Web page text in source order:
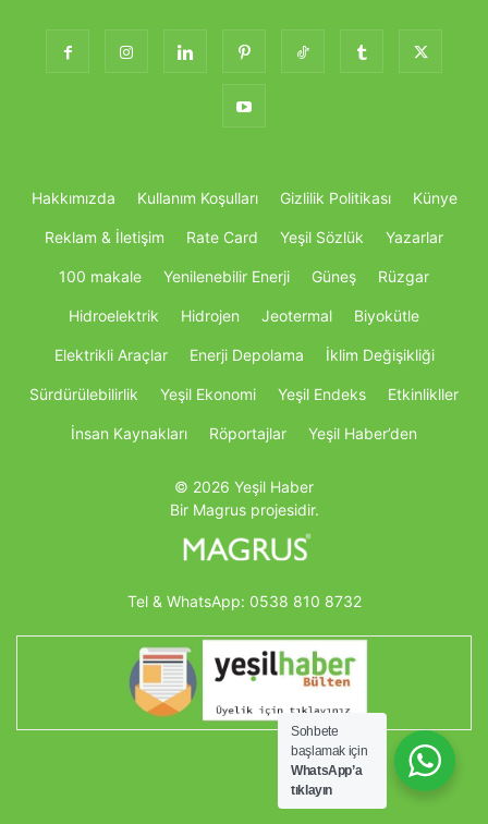
Hakkımızda Kullanım Koşulları Gizlilik Politikası Künye
Reklam & İletişim Rate Card Yeşil Sözlük Yazarlar
100 makale Yenilenebilir Enerji Güneş Rüzgar
Hidroelektrik Hidrojen Jeotermal Biyokütle
Elektrikli Araçlar Enerji Depolama İklim Değişikliği
Sürdürülebilirlik Yeşil Ekonomi Yeşil Endeks Etkinlikller
İnsan Kaynakları Röportajlar Yeşil Haber’den
© 2026 Yeşil Haber
Bir Magrus projesidir.
Tel & WhatsApp: 0538 810 8732
Sohbete
başlamak için
WhatsApp’a
tıklayın